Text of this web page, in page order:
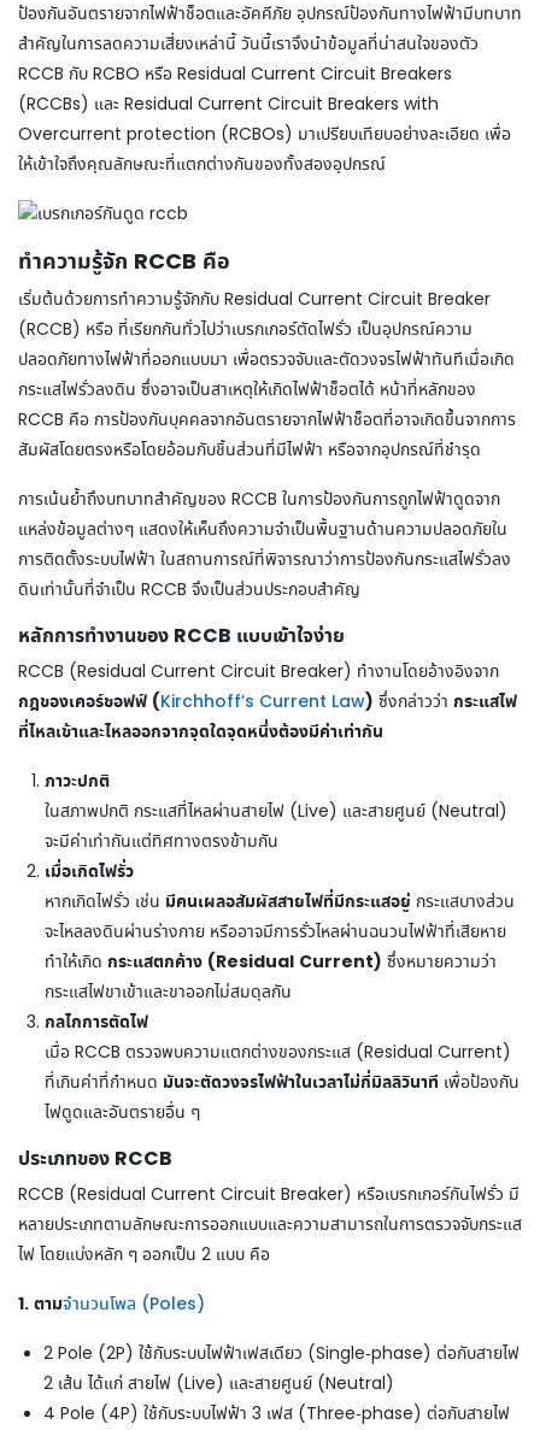
ป้องกันอันตรายจากไฟฟ้าช็อตและอัคคีภัย อุปกรณ์ป้องกันทางไฟฟ้ามีบทบาท
สำคัญในการลดความเสี่ยงเหล่านี้ วันนี้เราจึงนำข้อมูลที่น่าสนใจของตัว
RCCB กับ RCBO หรือ Residual Current Circuit Breakers
(RCCBs) และ Residual Current Circuit Breakers with
Overcurrent protection (RCBOs) มาเปรียบเทียบอย่างละเอียด เพื่อ
ให้เข้าใจถึงคุณลักษณะที่แตกต่างกันของทั้งสองอุปกรณ์
ทำความรู้จัก RCCB คือ
เริ่มต้นด้วยการทำความรู้จักกับ Residual Current Circuit Breaker
(RCCB) หรือ ที่เรียกกันทั่วไปว่าเบรกเกอร์ตัดไฟรั่ว เป็นอุปกรณ์ความ
ปลอดภัยทางไฟฟ้าที่ออกแบบมา เพื่อตรวจจับและตัดวงจรไฟฟ้าทันทีเมื่อเกิด
กระแสไฟรั่วลงดิน ซึ่งอาจเป็นสาเหตุให้เกิดไฟฟ้าช็อตได้ หน้าที่หลักของ
RCCB คือ การป้องกันบุคคลจากอันตรายจากไฟฟ้าช็อตที่อาจเกิดขึ้นจากการ
สัมผัสโดยตรงหรือโดยอ้อมกับชิ้นส่วนที่มีไฟฟ้า หรือจากอุปกรณ์ที่ชำรุด
การเน้นย้ำถึงบทบาทสำคัญของ RCCB ในการป้องกันการถูกไฟฟ้าดูดจาก
แหล่งข้อมูลต่างๆ แสดงให้เห็นถึงความจำเป็นพื้นฐานด้านความปลอดภัยใน
การติดตั้งระบบไฟฟ้า ในสถานการณ์ที่พิจารณาว่าการป้องกันกระแสไฟรั่วลง
ดินเท่านั้นที่จำเป็น RCCB จึงเป็นส่วนประกอบสำคัญ
หลักการทำงานของ RCCB แบบเข้าใจง่าย
RCCB (Residual Current Circuit Breaker) ทำงานโดยอ้างอิงจาก
กฎของเคอร์ชอฟฟ์ (Kirchhoff’s Current Law) ซึ่งกล่าวว่า กระแสไฟ
ที่ไหลเข้าและไหลออกจากจุดใดจุดหนึ่งต้องมีค่าเท่ากัน
ภาวะปกติ
ในสภาพปกติ กระแสที่ไหลผ่านสายไฟ (Live) และสายศูนย์ (Neutral)
จะมีค่าเท่ากันแต่ทิศทางตรงข้ามกัน
เมื่อเกิดไฟรั่ว
หากเกิดไฟรั่ว เช่น มีคนเผลอสัมผัสสายไฟที่มีกระแสอยู่ กระแสบางส่วน
จะไหลลงดินผ่านร่างกาย หรืออาจมีการรั่วไหลผ่านฉนวนไฟฟ้าที่เสียหาย
ทำให้เกิดกระแสตกค้าง (Residual Current) ซึ่งหมายความว่า
กระแสไฟขาเข้าและขาออกไม่สมดุลกัน
กลไกการตัดไฟ
เมื่อ RCCB ตรวจพบความแตกต่างของกระแส (Residual Current)
ที่เกินค่าที่กำหนด มันจะตัดวงจรไฟฟ้าในเวลาไม่กี่มิลลิวินาที เพื่อป้องกัน
ไฟดูดและอันตรายอื่น ๆ
ประเภทของ RCCB
RCCB (Residual Current Circuit Breaker) หรือเบรกเกอร์กันไฟรั่ว มี
หลายประเภทตามลักษณะการออกแบบและความสามารถในการตรวจจับกระแส
ไฟ โดยแบ่งหลัก ๆ ออกเป็น 2 แบบ คือ
1. ตามจำนวนโพล (Poles)
2 Pole (2P) ใช้กับระบบไฟฟ้าเฟสเดียว (Single-phase) ต่อกับสายไฟ
2 เส้น ได้แก่ สายไฟ (Live) และสายศูนย์ (Neutral)
4 Pole (4P) ใช้กับระบบไฟฟ้า 3 เฟส (Three-phase) ต่อกับสายไฟ